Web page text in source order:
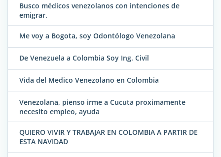
Busco médicos venezolanos con intenciones de
emigrar.
Me voy a Bogota, soy Odontólogo Venezolana
De Venezuela a Colombia Soy Ing. Civil
Vida del Medico Venezolano en Colombia
Venezolana, pienso irme a Cucuta proximamente
necesito empleo, ayuda
QUIERO VIVIR Y TRABAJAR EN COLOMBIA A PARTIR DE
ESTA NAVIDAD